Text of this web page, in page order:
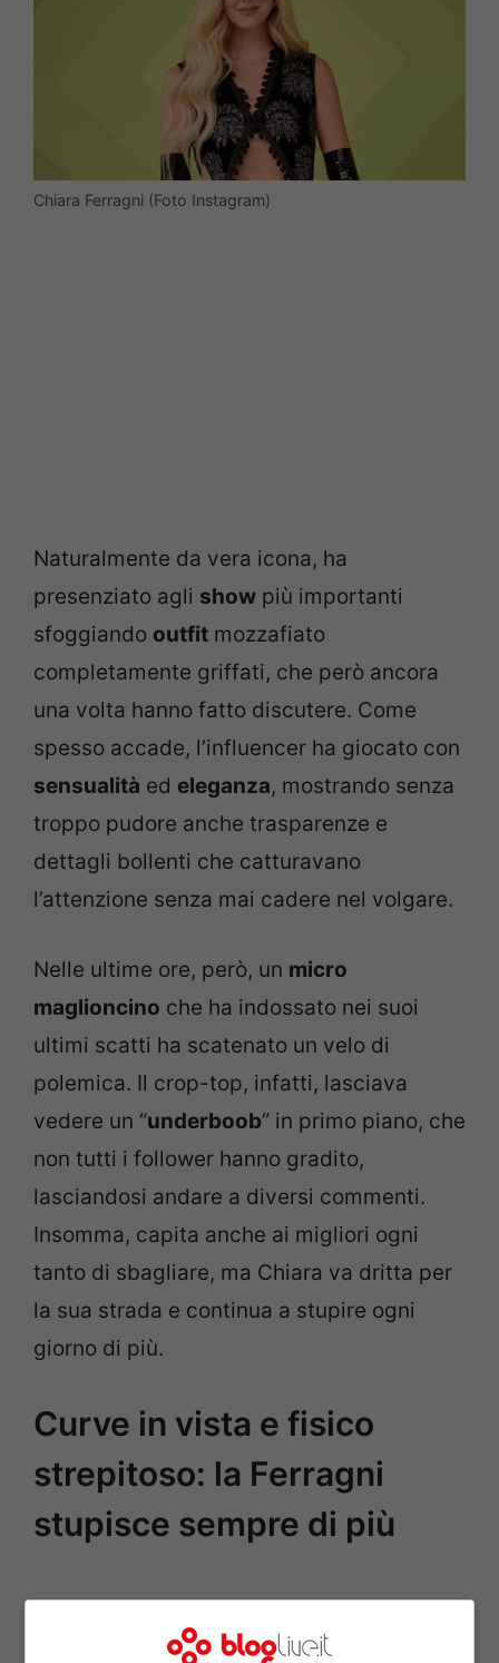
Chiara Ferragni (Foto Instagram)
Naturalmente da vera icona, ha
presenziato agli show più importanti
sfoggiando outfit mozzafiato
completamente griffati, che però ancora
una volta hanno fatto discutere. Come
spesso accade, l’influencer ha giocato con
sensualità ed eleganza, mostrando senza
troppo pudore anche trasparenze e
dettagli bollenti che catturavano
l’attenzione senza mai cadere nel volgare.
Nelle ultime ore, però, un micro
maglioncino che ha indossato nei suoi
ultimi scatti ha scatenato un velo di
polemica. Il crop-top, infatti, lasciava
vedere un “underboob” in primo piano, che
non tutti i follower hanno gradito,
lasciandosi andare a diversi commenti.
Insomma, capita anche ai migliori ogni
tanto di sbagliare, ma Chiara va dritta per
la sua strada e continua a stupire ogni
giorno di più.
Curve in vista e fisico
strepitoso: la Ferragni
stupisce sempre di più